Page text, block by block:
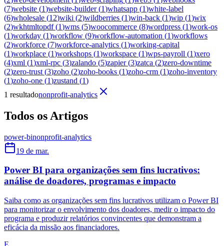
(7)website (1)website-builder(1)whatsapp (1)white-label
(6)wholesale (12)wiki (2)wildberries (1)win-back (1)wip (1)wix
(2)wkhtmltopdf(1)wms (5)woocommerce (8)wordpress (1)work-os
(1)workday (1)workflow (9)workflow-automation (1)workflows
(2)workforce (7)workforce-analytics (1)working-capital
(1)workplace (1)workshops (1)workspace (1)wps-payroll (1)xero
(4)xml (1)xml-rpc (3)zalando (5)zapier(3)zatca (2)zero-downtime
(2)zero-trust (3)zoho (2)zoho-books (1)zoho-crm (1)zoho-inventory
(1)zoho-one (1)zustand (1)
1 resultadononprofit-analytics
Todos os Artigos
power-binonprofit-analytics
19 de mar.
Power BI para organizações sem fins lucrativos:
análise de doadores, programas e impacto
Saiba como as organizações sem fins lucrativos utilizam o Power BI
para monitorizar o envolvimento dos doadores, medir o impacto do
programa e produzir relatórios convincentes que demonstram a
eficácia da missão aos financiadores.
E